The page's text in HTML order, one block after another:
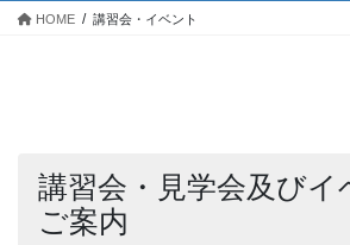
HOME 講習会・イベント
講習会・見学会及びイ
ご案内